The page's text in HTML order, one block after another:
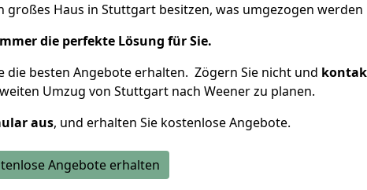
großes Haus in Stuttgart besitzen, was umgezogen werden
die perfekte Lösung für Sie.
die besten Angebote erhalten. Zögern Sie nicht und
Umzug von Stuttgart nach Weener zu planen.
aus, und erhalten Sie kostenlose Angebote.
Angebote erhalten